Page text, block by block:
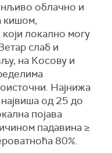
облачно и
кишом,
локално могу
слаб и
на Косову и
Најнижа
од 25 до
појава
падавина ≥
80%.